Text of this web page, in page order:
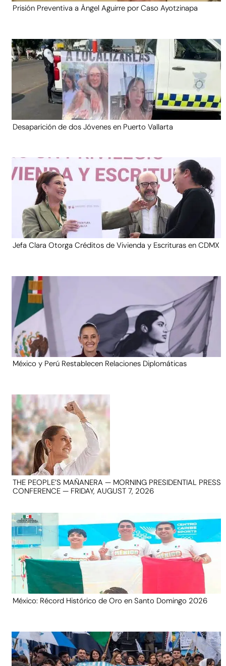
Prisión Preventiva a Ángel Aguirre por Caso Ayotzinapa
Desaparición de dos Jóvenes en Puerto Vallarta
Jefa Clara Otorga Créditos de Vivienda y Escrituras en CDMX
México y Perú Restablecen Relaciones Diplomáticas
THE PEOPLE’S MAÑANERA — MORNING PRESIDENTIAL PRESS
CONFERENCE — FRIDAY, AUGUST 7, 2026
México: Récord Histórico de Oro en Santo Domingo 2026